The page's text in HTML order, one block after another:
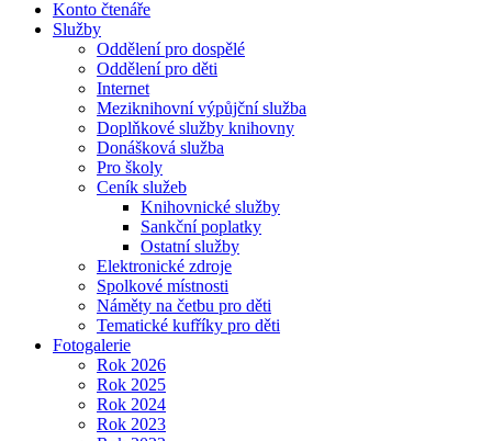
Konto čtenáře
Služby
Oddělení pro dospělé
Oddělení pro děti
Internet
Meziknihovní výpůjční služba
Doplňkové služby knihovny
Donášková služba
Pro školy
Ceník služeb
Knihovnické služby
Sankční poplatky
Ostatní služby
Elektronické zdroje
Spolkové místnosti
Náměty na četbu pro děti
Tematické kufříky pro děti
Fotogalerie
Rok 2026
Rok 2025
Rok 2024
Rok 2023